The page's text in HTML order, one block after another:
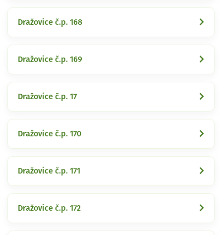
Dražovice č.p. 168
Dražovice č.p. 169
Dražovice č.p. 17
Dražovice č.p. 170
Dražovice č.p. 171
Dražovice č.p. 172